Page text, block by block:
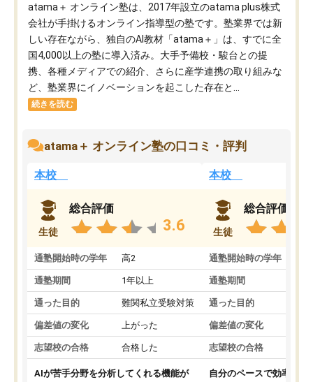
atama＋ オンライン塾は、2017年設立のatama plus株式
会社が手掛けるオンライン指導型の塾です。塾業界では新
しい存在ながら、独自のAI教材「atama＋」は、すでに全
国4,000以上の塾に導入済み。大手予備校・駿台との提
携、各種メディアでの紹介、さらに産学連携の取り組みな
ど、塾業界にイノベーションを起こした存在と...
続きを読む
atama＋ オンライン塾の口コミ・評判
本校
生徒
総合評価
3.6
通塾開始時の学年 高2
通塾期間 1年以上
通った目的 難関私立受験対策
偏差値の変化 上がった
志望校の合格 合格した
AIが苦手分野を分析してくれる機能が
本校
生徒
総合評価
通塾開始時の学年
通塾期間
通った目的
偏差値の変化
志望校の合格
自分のペースで効率よく